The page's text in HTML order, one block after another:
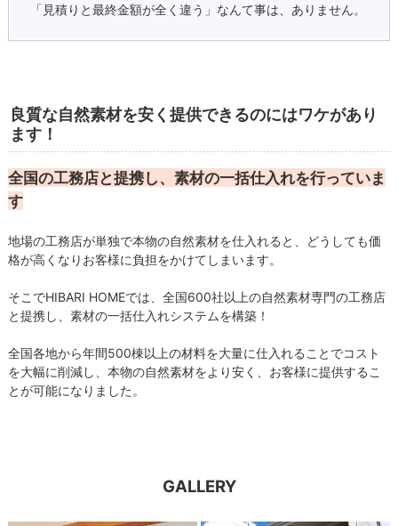
「見積りと最終金額が全く違う」なんて事は、ありません。
良質な自然素材を安く提供できるのにはワケがあり
ます！
全国の工務店と提携し、素材の一括仕入れを行っていま
す
地場の工務店が単独で本物の自然素材を仕入れると、どうしても価
格が高くなりお客様に負担をかけてしまいます。
そこでHIBARI HOMEでは、全国600社以上の自然素材専門の工務店
と提携し、素材の一括仕入れシステムを構築！
全国各地から年間500棟以上の材料を大量に仕入れることでコスト
を大幅に削減し、本物の自然素材をより安く、お客様に提供するこ
とが可能になりました。
GALLERY